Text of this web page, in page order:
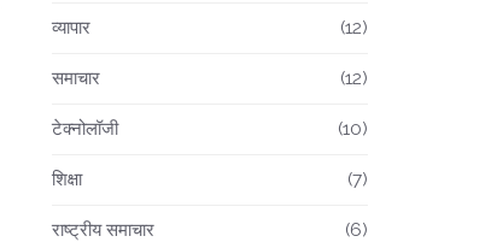
व्यापार (12)
समाचार (12)
टेक्नोलॉजी (10)
शिक्षा (7)
राष्ट्रीय समाचार (6)